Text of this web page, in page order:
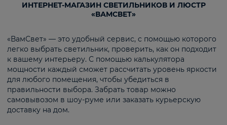
ИНТЕРНЕТ-МАГАЗИН СВЕТИЛЬНИКОВ И ЛЮСТР
«ВАМСВЕТ»
«ВамСвет» — это удобный сервис, с помощью которого
легко выбрать светильник, проверить, как он подходит
к вашему интерьеру. С помощью калькулятора
мощности каждый сможет рассчитать уровень яркости
для любого помещения, чтобы убедиться в
правильности выбора. Забрать товар можно
самовывозом в шоу-руме или заказать курьерскую
доставку на дом.